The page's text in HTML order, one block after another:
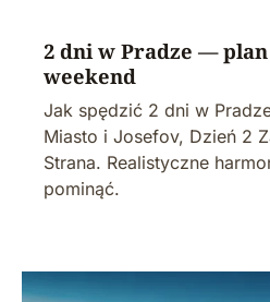
2 dni w Pradze — plan
weekend
Jak spędzić 2 dni w
Miasto i Josefov, Dzień 2
Strana. Realistyczne
pominąć.